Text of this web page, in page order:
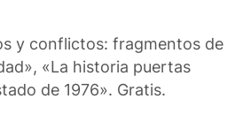
y conflictos: fragmentos de
«La historia puertas
de 1976». Gratis.